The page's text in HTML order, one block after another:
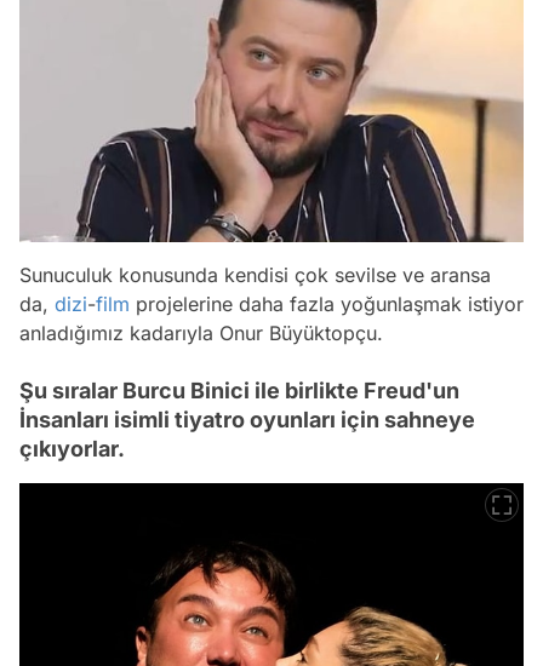
Sunuculuk konusunda kendisi çok sevilse ve aransa
da, dizi-film projelerine daha fazla yoğunlaşmak istiyor
anladığımız kadarıyla Onur Büyüktopçu.
Şu sıralar Burcu Binici ile birlikte Freud'un
İnsanları isimli tiyatro oyunları için sahneye
çıkıyorlar.